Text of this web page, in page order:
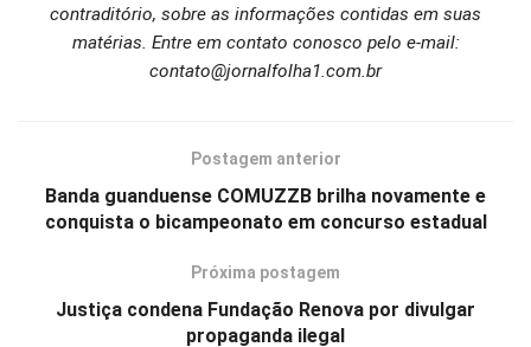
contraditório, sobre as informações contidas em suas
matérias. Entre em contato conosco pelo e-mail:
contato@jornalfolha1.com.br
Postagem anterior
Banda guanduense COMUZZB brilha novamente e
conquista o bicampeonato em concurso estadual
Próxima postagem
Justiça condena Fundação Renova por divulgar
propaganda ilegal